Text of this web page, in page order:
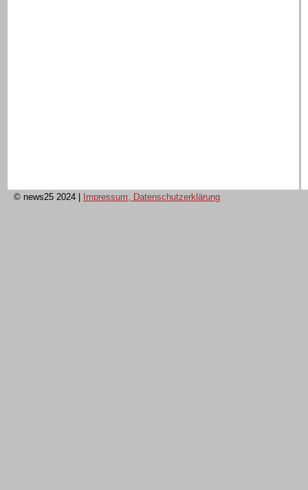
© news25 2024 Impressum, Datenschutzerklärung